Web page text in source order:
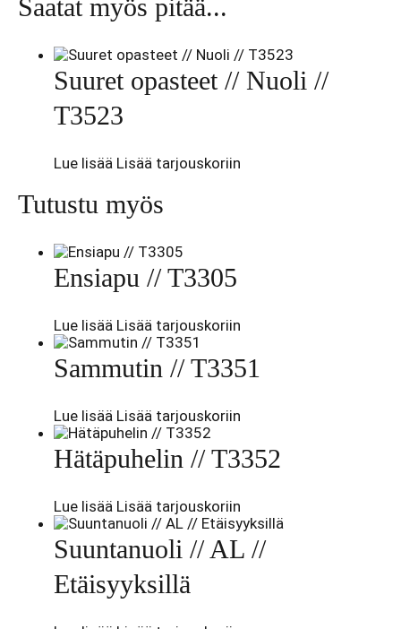
Saatat myös pitää...
Suuret opasteet // Nuoli //
T3523
Lue lisää Lisää tarjouskoriin
Tutustu myös
Ensiapu // T3305
Lue lisää Lisää tarjouskoriin
Sammutin // T3351
Lue lisää Lisää tarjouskoriin
Hätäpuhelin // T3352
Lue lisää Lisää tarjouskoriin
Suuntanuoli // AL //
Etäisyyksillä